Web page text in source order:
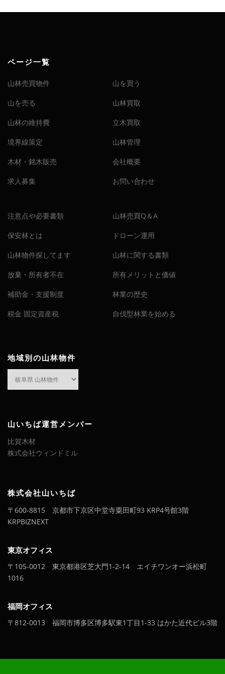
ページ一覧
山林売買物件 山を買う
山を売る 山林買取
山林の維持費 立木買取
境界線策定 山林管理
木材・銘木販売 会社概要
求人募集 お問い合わせ
注意点や必要書類 山林売買Q＆A
保安林とは ドローン運用
山林物件探してます 山林に関する書類
放棄・所有者不在 所有メリットと価値
補助金・支援制度 林業の歴史
税金 固定資産税 自伐型林業を始める
地域別の山林物件
山
物
件
山いちば運営メンバー
比賀木材
株式会社ウィンドミル
株式会社山いちば
〒600-8815 京都市下京区中堂寺粟田町93 KRP4号館3階
KRPBIZNEXT
東京オフィス
〒105-0012 東京都港区芝大門1-2-14 エイチワンオー浜松町
1016
福岡オフィス
〒812-0013 福岡市博多区博多駅東1丁目1-33 はかた近代ビル3階